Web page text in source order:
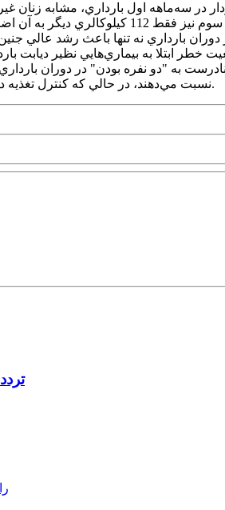
نادرست به "دو نفره بودن" در دوران
نسبت مي‌دهند، در حالي‌ که کنترل تغذيه در دوران بارداري براي حفظ سلامت مادر و جنين از اهميت بالايي برخوردار است.
تردد ۶۰ هزار دستگاه ناوگان ترانزیتی از پایانه‌های مرزی آذربایجان ‌غربی